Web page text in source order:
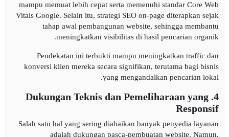
mampu memuat lebih cepat serta memenuhi standar Core Web
Vitals Google. Selain itu, strategi SEO on-page diterapkan sejak
tahap awal pembangunan website, sehingga membantu
meningkatkan visibilitas di hasil pencarian organik.
Pendekatan ini terbukti mampu meningkatkan traffic dan
konversi klien mereka secara signifikan, terutama bagi bisnis
yang mengandalkan pencarian lokal.
4. Dukungan Teknis dan Pemeliharaan yang
Responsif
Salah satu hal yang sering diabaikan banyak penyedia layanan
adalah dukungan pasca-pembuatan website. Namun,